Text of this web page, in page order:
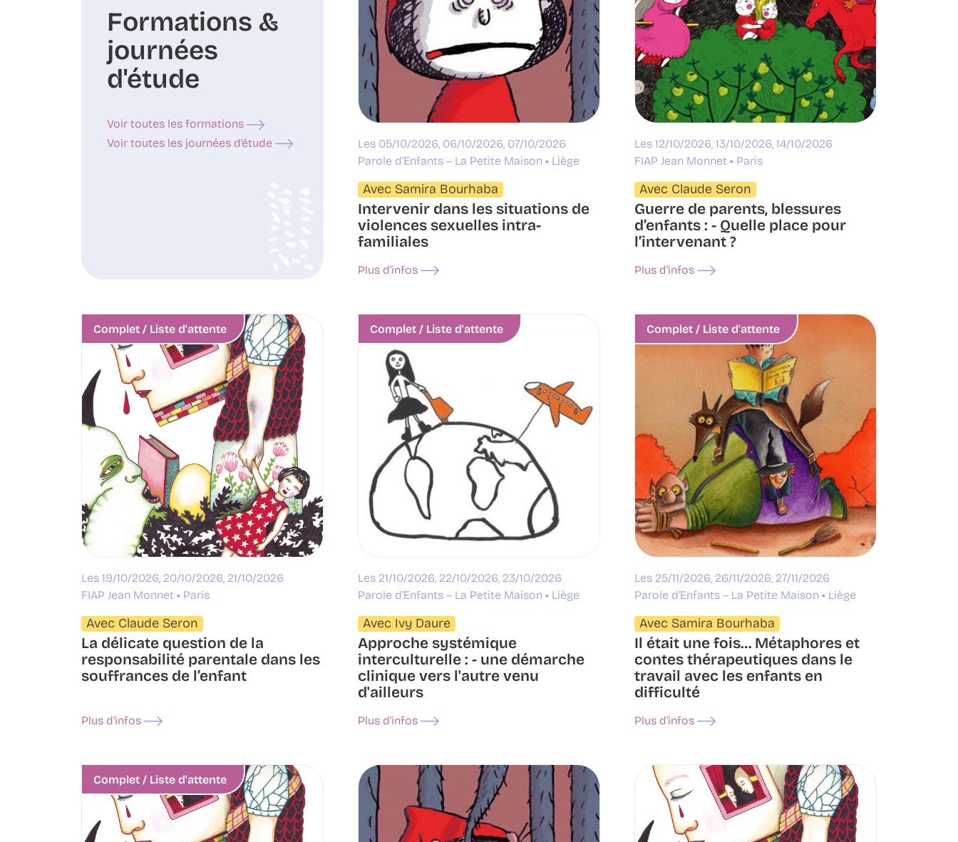
Formations &
journées
d'étude
Voir toutes les formations
Voir toutes les journées d'étude
Les 05/10/2026, 06/10/2026, 07/10/2026
Parole d’Enfants – La Petite Maison
Liège
Avec Samira Bourhaba
Intervenir dans les situations de
violences sexuelles intra-
familiales
Plus d’infos
Les 12/10/2026, 13/10/2026, 14/10/2026
FIAP Jean Monnet
Paris
Avec Claude Seron
Guerre de parents, blessures
d’enfants : - Quelle place pour
l’intervenant ?
Plus d’infos
Complet / Liste d'attente
Les 19/10/2026, 20/10/2026, 21/10/2026
FIAP Jean Monnet
Paris
Avec Claude Seron
La délicate question de la
responsabilité parentale dans les
souffrances de l’enfant
Plus d’infos
Complet / Liste d'attente
Les 21/10/2026, 22/10/2026, 23/10/2026
Parole d’Enfants – La Petite Maison
Liège
Avec Ivy Daure
Approche systémique
interculturelle : - une démarche
clinique vers l'autre venu
d'ailleurs
Plus d’infos
Complet / Liste d'attente
Les 25/11/2026, 26/11/2026, 27/11/2026
Parole d’Enfants – La Petite Maison
Liège
Avec Samira Bourhaba
Il était une fois… Métaphores et
contes thérapeutiques dans le
travail avec les enfants en
difficulté
Plus d’infos
Complet / Liste d'attente